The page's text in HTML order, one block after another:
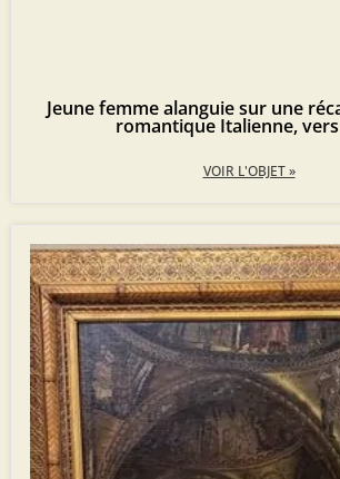
Jeune femme alanguie sur une
romantique Italienne,
VOIR L'OBJET »